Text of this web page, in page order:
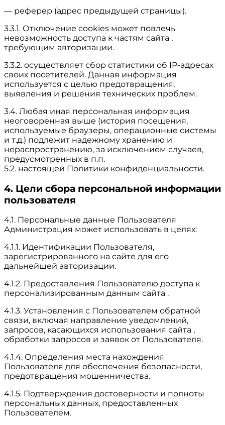
— реферер (адрес предыдущей страницы).
3.3.1. Отключение cookies может повлечь
невозможность доступа к частям сайта ,
требующим авторизации.
3.3.2. осуществляет сбор статистики об IP-адресах
своих посетителей. Данная информация
используется с целью предотвращения,
выявления и решения технических проблем.
3.4. Любая иная персональная информация
неоговоренная выше (история посещения,
используемые браузеры, операционные системы
и т.д.) подлежит надежному хранению и
нераспространению, за исключением случаев,
предусмотренных в п.п.
5.2. настоящей Политики конфиденциальности.
4. Цели сбора персональной информации
пользователя
4.1. Персональные данные Пользователя
Администрация может использовать в целях:
4.1.1. Идентификации Пользователя,
зарегистрированного на сайте для его
дальнейшей авторизации.
4.1.2. Предоставления Пользователю доступа к
персонализированным данным сайта .
4.1.3. Установления с Пользователем обратной
связи, включая направление уведомлений,
запросов, касающихся использования сайта ,
обработки запросов и заявок от Пользователя.
4.1.4. Определения места нахождения
Пользователя для обеспечения безопасности,
предотвращения мошенничества.
4.1.5. Подтверждения достоверности и полноты
персональных данных, предоставленных
Пользователем.